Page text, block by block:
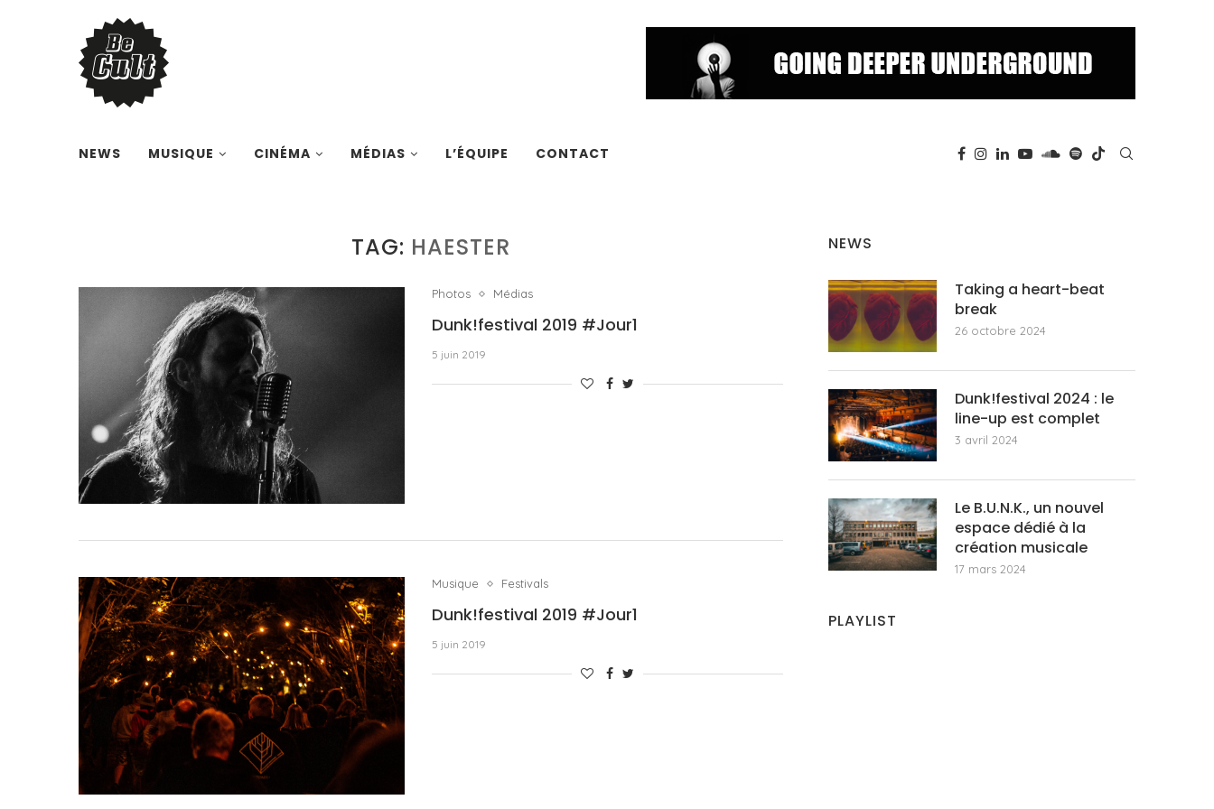
NEWS MUSIQUE CINÉMA MÉDIAS L’ÉQUIPE CONTACT
TAG: HAESTER
Photos Médias
Dunk!festival 2019 #Jour1
5 juin 2019
Musique Festivals
Dunk!festival 2019 #Jour1
5 juin 2019
NEWS
Taking a heart-beat
break
26 octobre 2024
Dunk!festival 2024 : le
line-up est complet
3 avril 2024
Le B.U.N.K., un nouvel
espace dédié à la
création musicale
17 mars 2024
PLAYLIST